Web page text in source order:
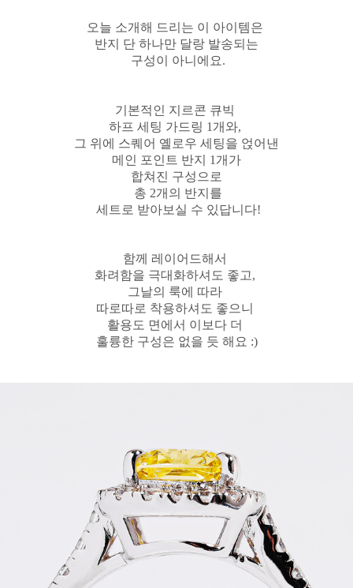
오늘 소개해 드리는 이 아이템은
반지 단 하나만 달랑 발송되는
구성이 아니에요.
기본적인 지르콘 큐빅
하프 세팅 가드링 1개와,
그 위에 스퀘어 옐로우 세팅을 얹어낸
메인 포인트 반지 1개가
합쳐진 구성으로
총 2개의 반지를
세트로 받아보실 수 있답니다!
함께 레이어드해서
화려함을 극대화하셔도 좋고,
그날의 룩에 따라
따로따로 착용하셔도 좋으니
활용도 면에서 이보다 더
훌륭한 구성은 없을 듯 해요 :)